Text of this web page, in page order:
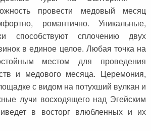
провести медовый месяц
романтично. Уникальные,
способствуют сплочению двух
в единое целое. Любая точка на
местом для проведения
и медового месяца. Церемония,
с видом на потухший вулкан и
лучи восходящего над Эгейским
в восторг влюбленных и их